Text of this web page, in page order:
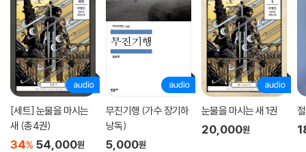
[세트] 눈물을 마시는
새 (총4권)
34% 54,000원
무진기행 (가수 장기하
낭독)
5,000원
눈물을 마시는 새 1권
20,000원